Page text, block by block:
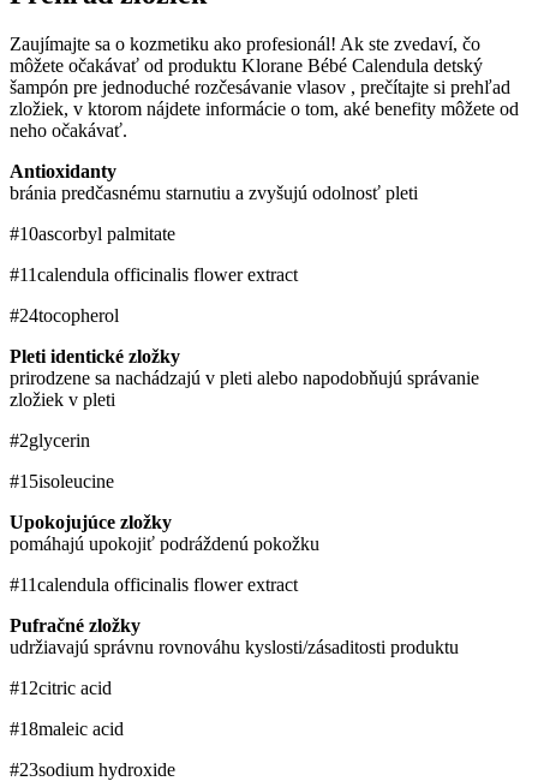
Zaujímajte sa o kozmetiku ako profesionál! Ak ste zvedaví, čo
môžete očakávať od produktu Klorane Bébé Calendula detský
šampón pre jednoduché rozčesávanie vlasov , prečítajte si prehľad
zložiek, v ktorom nájdete informácie o tom, aké benefity môžete od
neho očakávať.
Antioxidanty
bránia predčasnému starnutiu a zvyšujú odolnosť pleti
#10ascorbyl palmitate
#11calendula officinalis flower extract
#24tocopherol
Pleti identické zložky
prirodzene sa nachádzajú v pleti alebo napodobňujú správanie
zložiek v pleti
#2glycerin
#15isoleucine
Upokojujúce zložky
pomáhajú upokojiť podráždenú pokožku
#11calendula officinalis flower extract
Pufračné zložky
udržiavajú správnu rovnováhu kyslosti/zásaditosti produktu
#12citric acid
#18maleic acid
#23sodium hydroxide